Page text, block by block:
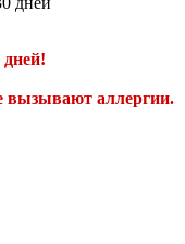
дней!
вызывают аллергии.